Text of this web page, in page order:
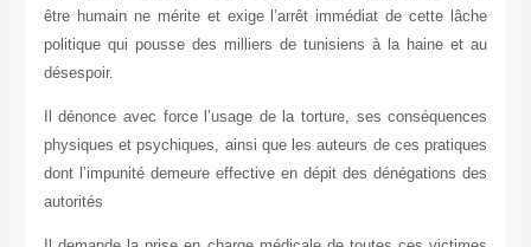
être humain ne mérite et exige l’arrêt immédiat de cette lâche
politique qui pousse des milliers de tunisiens à la haine et au
désespoir.
Il dénonce avec force l’usage de la torture, ses conséquences
physiques et psychiques, ainsi que les auteurs de ces pratiques
dont l’impunité demeure effective en dépit des dénégations des
autorités